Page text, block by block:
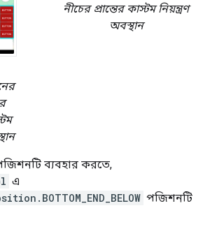
নীচের প্রান্তের কাস্টম নিয়ন্ত্রণ
অবস্থান
ব্যবহার করতে,
এ
পজিশনটি